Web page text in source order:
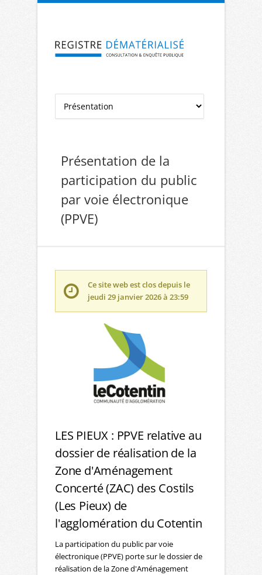
Aller à la navigation Aller au contenu
Présentation de la
participation du public
par voie électronique
(PPVE)
Ce site web est clos depuis le
jeudi 29 janvier 2026 à 23:59
LES PIEUX : PPVE relative au
dossier de réalisation de la
Zone d'Aménagement
Concerté (ZAC) des Costils
(Les Pieux) de
l'agglomération du Cotentin
La participation du public par voie
électronique (PPVE) porte sur le dossier de
réalisation de la Zone d'Aménagement